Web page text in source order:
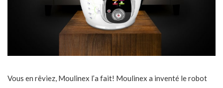
Vous en rêviez, Moulinex l’a fait! Moulinex a inventé le robot